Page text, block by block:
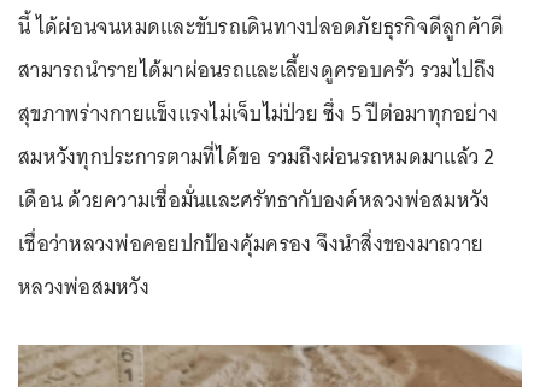
นี้ ได้ผ่อนจนหมดและขับรถเดินทางปลอดภัยธุรกิจดีลูกค้าดี
สามารถนำรายได้มาผ่อนรถและเลี้ยงดูครอบครัว รวมไปถึง
สุขภาพร่างกายแข็งแรงไม่เจ็บไม่ป่วย ซึ่ง 5 ปีต่อมาทุกอย่าง
สมหวังทุกประการตามที่ได้ขอ รวมถึงผ่อนรถหมดมาแล้ว 2
เดือน ด้วยความเชื่อมั่นและศรัทธากับองค์หลวงพ่อสมหวัง
เชื่อว่าหลวงพ่อคอยปกป้องคุ้มครอง จึงนำสิ่งของมาถวาย
หลวงพ่อสมหวัง